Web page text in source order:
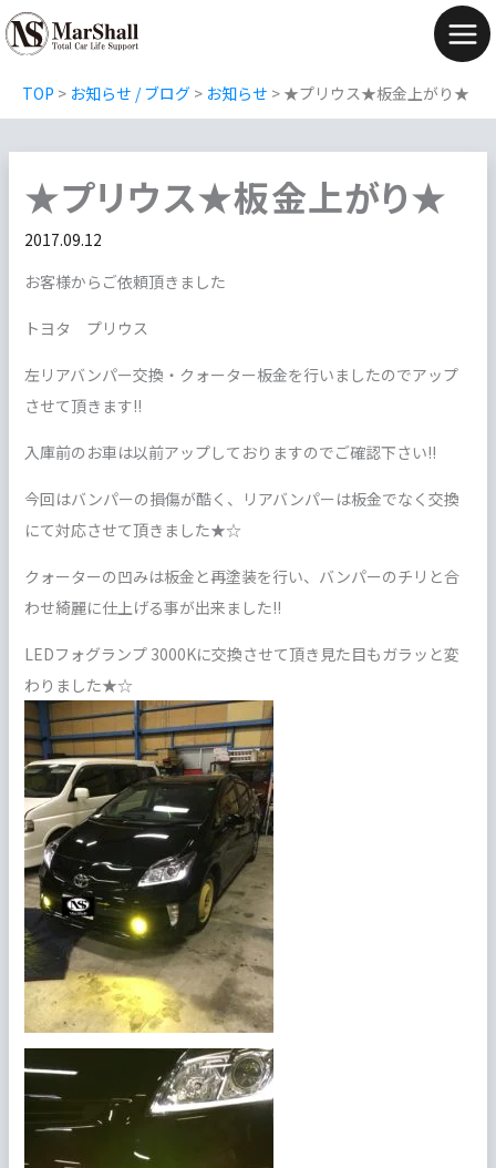
内
容
TOP > お知らせ / ブログ > お知らせ > ★プリウス★板金上がり★
★プリウス★板金上がり★
2017.09.12
お客様からご依頼頂きました
トヨタ プリウス
左リアバンパー交換・クォーター板金を行いましたのでアップ
させて頂きます!!
入庫前のお車は以前アップしておりますのでご確認下さい!!
今回はバンパーの損傷が酷く、リアバンパーは板金でなく交換
にて対応させて頂きました★☆
クォーターの凹みは板金と再塗装を行い、バンパーのチリと合
わせ綺麗に仕上げる事が出来ました!!
LEDフォグランプ 3000Kに交換させて頂き見た目もガラッと変
わりました★☆